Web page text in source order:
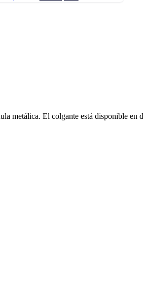
metálica. El colgante está disponible en